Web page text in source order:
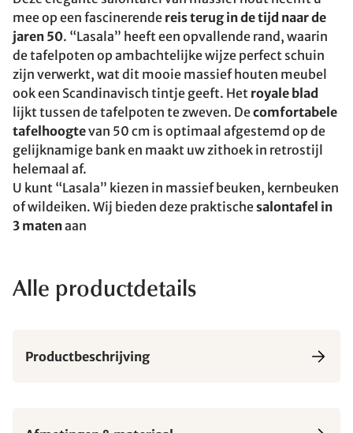
mee op een fascinerende reis terug in de tijd naar de
jaren 50. “Lasala” heeft een opvallende rand, waarin
de tafelpoten op ambachtelijke wijze perfect schuin
zijn verwerkt, wat dit mooie massief houten meubel
ook een Scandinavisch tintje geeft. Het royale blad
lijkt tussen de tafelpoten te zweven. Decomfortabele
tafelhoogtevan 50 cm is optimaal afgestemd op de
gelijknamige bank en maakt uw zithoek in retrostijl
helemaal af.
U kunt “Lasala” kiezen in massief beuken, kernbeuken
of wildeiken. Wij bieden deze praktischesalontafel in
3 matenaan
Alle productdetails
Productbeschrijving